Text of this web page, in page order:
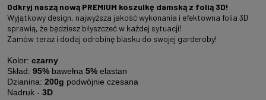
Odkryj naszą nową PREMIUM koszulkę damską z folią 3D!
Wyjątkowy design, najwyższa jakość wykonania i efektowna folia 3D
sprawią, że będziesz błyszczeć w każdej sytuacji!
Zamów teraz i dodaj odrobinę blasku do swojej garderoby!
Kolor: czarny
Skład: 95% bawełna 5% elastan
Dzianina: 200g podwójnie czesana
Nadruk - 3D